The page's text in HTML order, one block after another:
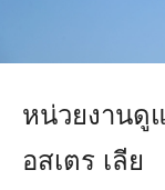
หน่วยงานดู
อสเตร เลีย